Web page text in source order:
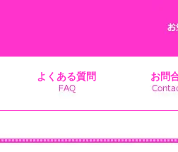
よくある質問 お問